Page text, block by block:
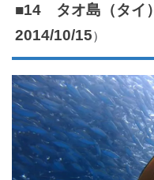
■14 タオ島（タイ）
2014/10/15）